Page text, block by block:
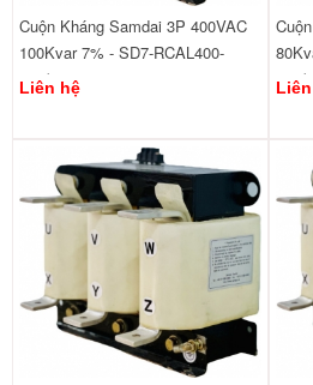
Cuộn Kháng Samdai 3P 400VAC
100Kvar 7% - SD7-RCAL400-
440/100
Liên hệ
440/